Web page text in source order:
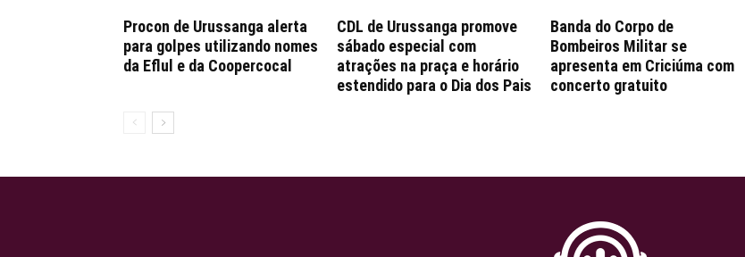
Procon de Urussanga alerta
para golpes utilizando nomes
da Eflul e da Coopercocal
CDL de Urussanga promove
sábado especial com
atrações na praça e horário
estendido para o Dia dos Pais
Banda do Corpo de
Bombeiros Militar se
apresenta em Criciúma com
concerto gratuito